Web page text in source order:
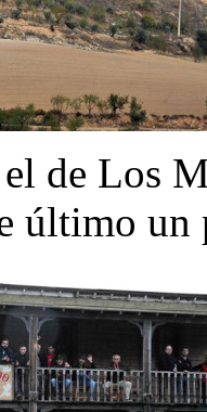
de Los
último un